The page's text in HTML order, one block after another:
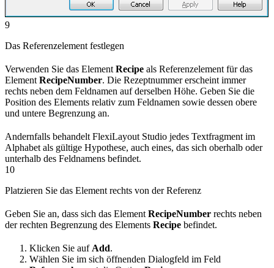
9
Das Referenzelement festlegen
Verwenden Sie das Element Recipe als Referenzelement für das
Element RecipeNumber. Die Rezeptnummer erscheint immer
rechts neben dem Feldnamen auf derselben Höhe. Geben Sie die
Position des Elements relativ zum Feldnamen sowie dessen obere
und untere Begrenzung an.
Andernfalls behandelt FlexiLayout Studio jedes Textfragment im
Alphabet als gültige Hypothese, auch eines, das sich oberhalb oder
unterhalb des Feldnamens befindet.
10
Platzieren Sie das Element rechts von der Referenz
Geben Sie an, dass sich das Element RecipeNumber rechts neben
der rechten Begrenzung des Elements Recipe befindet.
Klicken Sie auf Add.
Wählen Sie im sich öffnenden Dialogfeld im Feld